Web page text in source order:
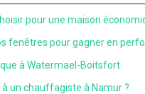
pour une maison
fenêtres pour gagner en
à Watermael-Boitsfort
un chauffagiste à Namur ?